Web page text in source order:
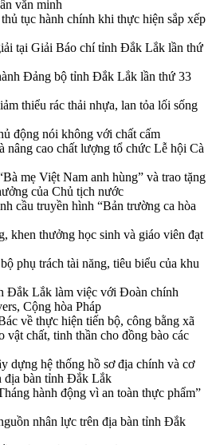
văn minh
tục hành chính khi thực hiện sắp xếp
tại Giải Báo chí tỉnh Đắk Lắk lần thứ
Đảng bộ tỉnh Đắk Lắk lần thứ 33
thiểu rác thải nhựa, lan tỏa lối sống
động nói không với chất cấm
nâng cao chất lượng tổ chức Lễ hội Cà
mẹ Việt Nam anh hùng” và trao tặng
của Chủ tịch nước
cầu truyền hình “Bản trường ca hòa
khen thưởng học sinh và giáo viên đạt
phụ trách tài năng, tiêu biểu của khu
Đắk Lắk làm việc với Đoàn chính
Cộng hòa Pháp
về thực hiện tiến bộ, công bằng xã
vật chất, tinh thần cho đồng bào các
dựng hệ thống hồ sơ địa chính và cơ
địa bàn tỉnh Đắk Lắk
hành động vì an toàn thực phẩm”
nhân lực trên địa bàn tỉnh Đắk